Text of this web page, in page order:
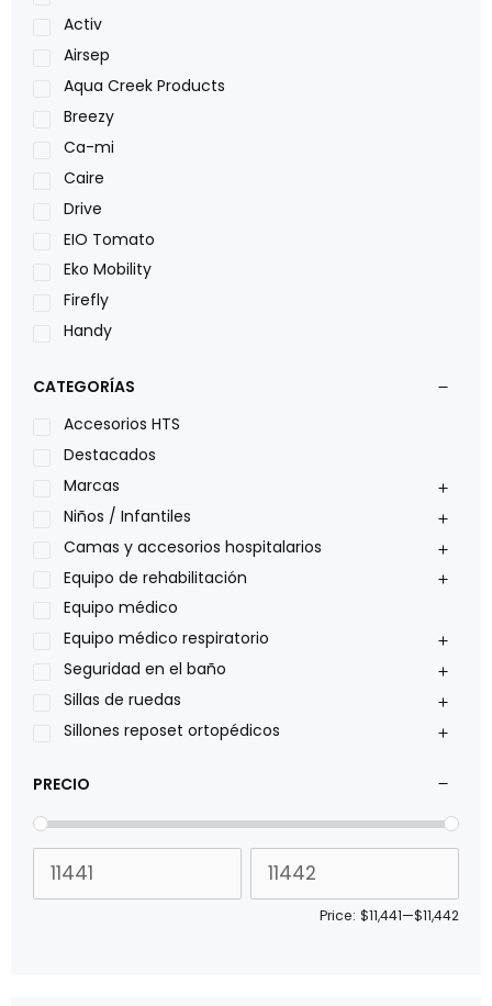
Activ
Airsep
Aqua Creek Products
Breezy
Ca-mi
Caire
Drive
EIO Tomato
Eko Mobility
Firefly
Handy
Leggero
Lumex
Medical Store
Nidek
Oxiplus
Philips
Pride
Roho
Sillas de ruedas Everest Jennings
Stealth products
Xiehe Medical
CATEGORÍAS
Accesorios HTS
Destacados
Marcas
Niños / Infantiles
Camas y accesorios hospitalarios
Equipo de rehabilitación
Equipo médico
Equipo médico respiratorio
Seguridad en el baño
Sillas de ruedas
Sillones reposet ortopédicos
PRECIO
Price: $11,441—$11,442